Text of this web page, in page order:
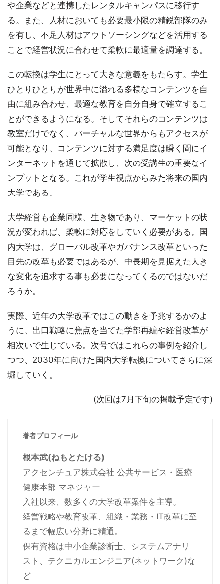
や企業などと連携したレンタルキャンパスに移行す
る。また、人材においても必要最小限の精鋭部隊のみ
を有し、不足人材はアウトソーシングなどを活用する
ことで経営状況に合わせて柔軟に最適量を調達する。
この転換は学生にとって大きな意義をもたらす。学生
ひとりひとりが世界中に溢れる多様なコンテンツを自
由に組み合わせ、最適な教育を自分自身で確立するこ
とができるようになる。そしてそれらのコンテンツは
教室だけでなく、バーチャルな世界からもアクセスが
可能となり、コンテンツに対する満足度は瞬く間にイ
ンターネットを通じて拡散し、次の受講生の重要なイ
ンプットとなる。これが学生視点からみた将来の国内
大学である。
大学経営も企業同様、生き物であり、マーケットの状
況が変われば、柔軟に対応をしていく必要がある。国
内大学は、グローバル改革やガバナンス改革といった
目先の改革も必要ではあるが、中長期を見据えた大き
な変化を追求する事も必要になってくるのではないだ
ろうか。
実際、近年の大学改革ではこの動きを予兆するかのよ
うに、出口戦略に焦点を当てた学部再編や経営改革が
相次いで生じている。次号ではこれらの事例を紹介し
つつ、2030年に向けた国内大学転換についてさらに深
堀していく。
(次回は7月下旬の掲載予定です)
著者プロフィール
根本武(ねもとたける)
アクセンチュア株式会社 公共サービス・医療
健康本部 マネジャー
入社以来、数多くの大学改革案件を主導。
経営戦略や教育改革、組織・業務・IT改革に至
るまで幅広い分野に精通。
保有資格は中小企業診断士、システムアナリ
スト、テクニカルエンジニア(ネットワーク)な
ど